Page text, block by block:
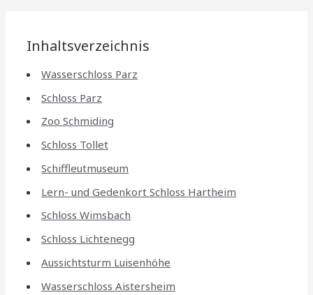
Inhaltsverzeichnis
Wasserschloss Parz
Schloss Parz
Zoo Schmiding
Schloss Tollet
Schiffleutmuseum
Lern- und Gedenkort Schloss Hartheim
Schloss Wimsbach
Schloss Lichtenegg
Aussichtsturm Luisenhöhe
Wasserschloss Aistersheim